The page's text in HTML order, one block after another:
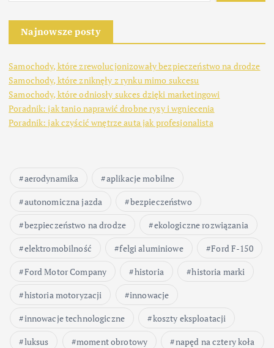
Najnowsze posty
Samochody, które zrewolucjonizowały bezpieczeństwo na drodze
Samochody, które zniknęły z rynku mimo sukcesu
Samochody, które odniosły sukces dzięki marketingowi
Poradnik: jak tanio naprawić drobne rysy i wgniecenia
Poradnik: jak czyścić wnętrze auta jak profesjonalista
aerodynamika
aplikacje mobilne
autonomiczna jazda
bezpieczeństwo
bezpieczeństwo na drodze
ekologiczne rozwiązania
elektromobilność
felgi aluminiowe
Ford F-150
Ford Motor Company
historia
historia marki
historia motoryzacji
innowacje
innowacje technologiczne
koszty eksploatacji
luksus
moment obrotowy
napęd na cztery koła